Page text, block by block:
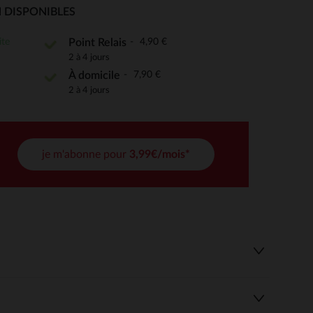
de confidentialité, en garantissant la conformité avec
DISPONIBLES
Point Relais 4,90 €
2 à 4 jours
À domicile 7,90 €
2 à 4 jours
je m'abonne pour 3,99€/mois*